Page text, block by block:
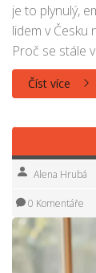
je to plynulý,
lidem v Česku
Proč se stále
Číst více
Alena Hrubá
0 Komentáře